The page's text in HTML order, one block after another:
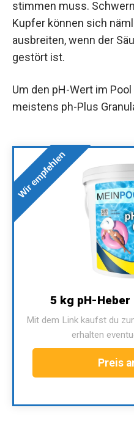
stimmen muss.
Kupfer können sich
ausbreiten, wenn der
gestört ist.
Um den pH-Wert im
meistens ph-Plus
Wir empfehlen
5 kg pH-
Mit dem Link kaufst du
erhalten
Preis